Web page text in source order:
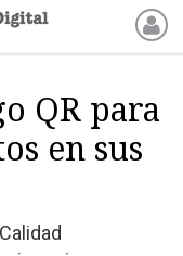
QR para
en sus